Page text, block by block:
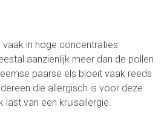
vaak in hoge concentraties
aanzienlijk meer dan de pollen
paarse els bloeit vaak reeds
die allergisch is voor deze
van een kruisallergie.